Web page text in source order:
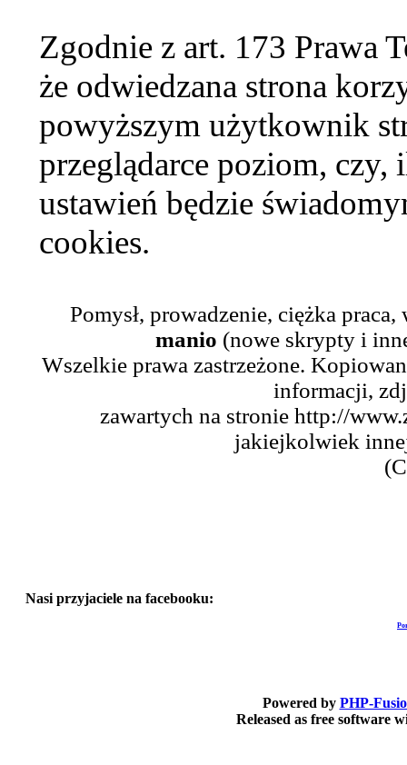
Zgodnie z art. 173 Prawa
że odwiedzana strona
powyższym użytkownik
przeglądarce poziom,
ustawień będzie
cookies.
Pomysł, prowadzenie, ciężka
manio (nowe skrypty i
Wszelkie prawa zastrzeżone.
informacji,
zawartych na stronie http://
jakiejkolwiek
Nasi przyjaciele na facebooku:
Powered by PHP-
Released as free software